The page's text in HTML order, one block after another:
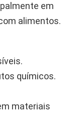
em
alimentos.
químicos.
materiais